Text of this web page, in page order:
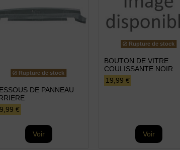
Rupture de stock
DE PANNEAU
€
Voir
Rupture de stock
BOUTON DE VITRE
COULISSANTE NOIR
19,99 €
Voir